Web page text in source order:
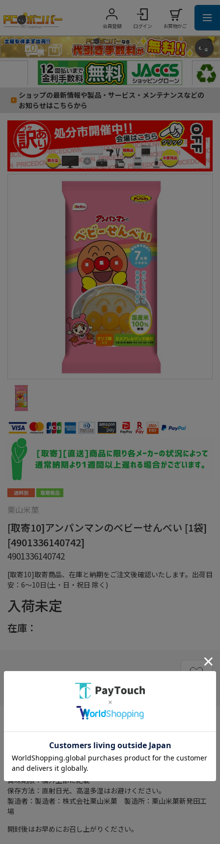
会員登録 ログイン お買物かご
ショップの最新情報や製品・サービス・メンテナンスなどの
お知らせはこちらから
[取寄10]取寄商品、在庫と納期をご注文後確認いたします。出荷目
安：6～10日(土・日・祝日 除く)
栗山米菓
[取寄10]アンパンマンのベビーせんべい [1袋]
[4901336140742]
4901336140742
入荷未定
在庫：
特徴：お子様向けのソフトせんべい（ベビー菓子）
原材料名：米粉（うるち米（国産））、砂糖、食塩、フラクトオ
リゴ糖／加工でん粉
内容量：２７ｇ
賞味期限：欄外上部に記載
保存方法：直射日光、高温多湿はお避けください。
製造者：製造者：株式会社栗山米菓 製造所：栗山米菓新発田工
場
開封後はお早めにお召し上がりください。